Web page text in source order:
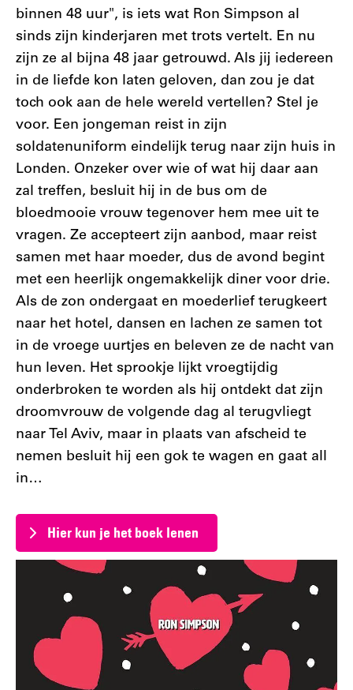
binnen 48 uur", is iets wat Ron Simpson al
sinds zijn kinderjaren met trots vertelt. En nu
zijn ze al bijna 48 jaar getrouwd. Als jij iedereen
in de liefde kon laten geloven, dan zou je dat
toch ook aan de hele wereld vertellen? Stel je
voor. Een jongeman reist in zijn
soldatenuniform eindelijk terug naar zijn huis in
Londen. Onzeker over wie of wat hij daar aan
zal treffen, besluit hij in de bus om de
bloedmooie vrouw tegenover hem mee uit te
vragen. Ze accepteert zijn aanbod, maar reist
samen met haar moeder, dus de avond begint
met een heerlijk ongemakkelijk diner voor drie.
Als de zon ondergaat en moederlief terugkeert
naar het hotel, dansen en lachen ze samen tot
in de vroege uurtjes en beleven ze de nacht van
hun leven. Het sprookje lijkt vroegtijdig
onderbroken te worden als hij ontdekt dat zijn
droomvrouw de volgende dag al terugvliegt
naar Tel Aviv, maar in plaats van afscheid te
nemen besluit hij een gok te wagen en gaat all
in…
Hier kun je het boek lenen